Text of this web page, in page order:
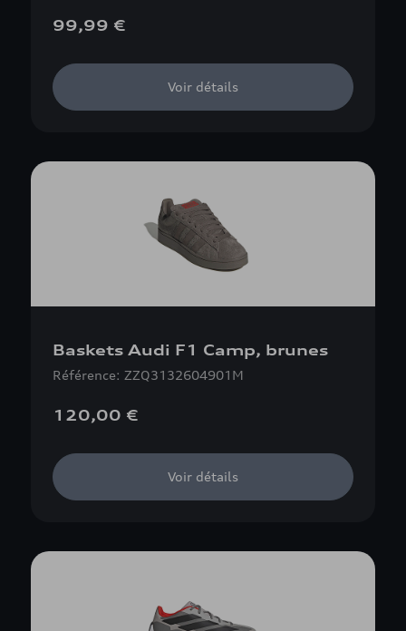
99,99 €
Voir détails
Baskets Audi F1 Camp, brunes
Référence: ZZQ3132604901M
120,00 €
Voir détails